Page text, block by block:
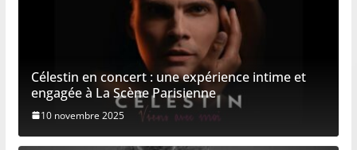
Célestin en concert : une expérience intime et
engagée à La Scène Parisienne
10 novembre 2025